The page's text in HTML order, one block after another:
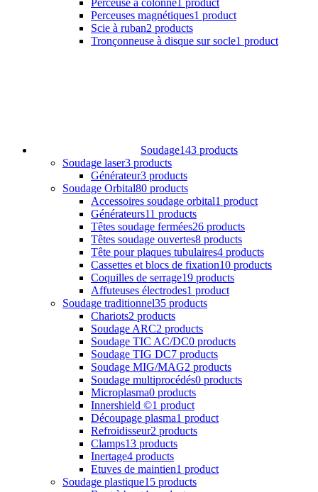
Perceuse à colonne1 product
Perceuses magnétiques1 product
Scie à ruban2 products
Tronçonneuse à disque sur socle1 product
Soudage143 products
Soudage laser3 products
Générateur3 products
Soudage Orbital80 products
Accessoires soudage orbital1 product
Générateurs11 products
Têtes soudage fermées26 products
Têtes soudage ouvertes8 products
Tête pour plaques tubulaires4 products
Cassettes et blocs de fixation10 products
Coquilles de serrage19 products
Affuteuses électrodes1 product
Soudage traditionnel35 products
Chariots2 products
Soudage ARC2 products
Soudage TIC AC/DC0 products
Soudage TIG DC7 products
Soudage MIG/MAG2 products
Soudage multiprocédés0 products
Microplasma0 products
Innershield ©1 product
Découpage plasma1 product
Refroidisseur2 products
Clamps13 products
Inertage4 products
Etuves de maintien1 product
Soudage plastique15 products